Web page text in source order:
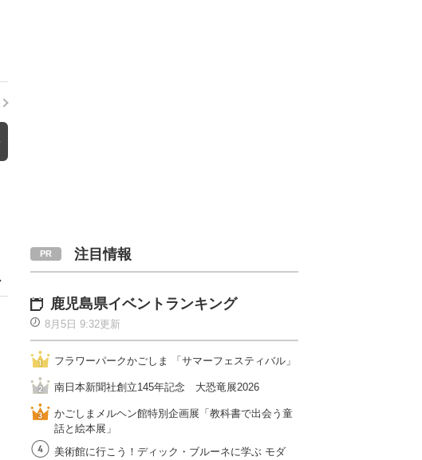
注目情報
鹿児島県イベントランキング
8月5日 9:32更新
フラワーパークかごしま 「サマーフェスティバル」
南日本新聞社創立145年記念 大恐竜展2026
かごしまメルヘン館特別企画展「教科書で出会う童
話と絵本展」
美術館に行こう！ディック・ブルーネに学ぶ モダ